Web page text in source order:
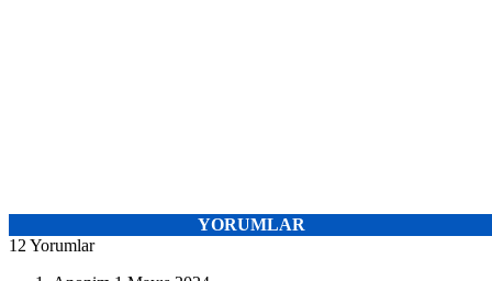
YORUMLAR
12 Yorumlar